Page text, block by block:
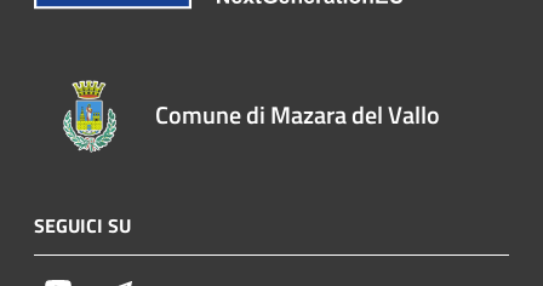
Comune di Mazara del Vallo
SEGUICI SU